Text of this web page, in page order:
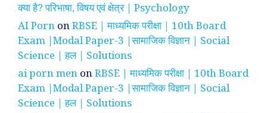
क्या है? परिभाषा, विषय एवं क्षेत्र | Psychology
AI Porn onRBSE | माध्यमिक परीक्षा | 10th Board
Exam |Modal Paper-3 |सामाजिक विज्ञान | Social
Science | हल | Solutions
ai porn men onRBSE | माध्यमिक परीक्षा | 10th Board
Exam |Modal Paper-3 |सामाजिक विज्ञान | Social
Science | हल | Solutions